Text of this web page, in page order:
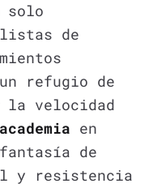
solo
de
refugio de
la velocidad
en
de
y resistencia